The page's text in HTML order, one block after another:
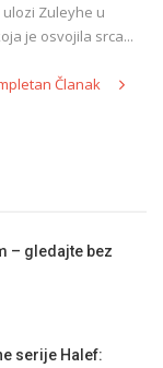
ulozi Zuleyhe u
je osvojila srca...
Članak
– gledajte bez
serije Halef: